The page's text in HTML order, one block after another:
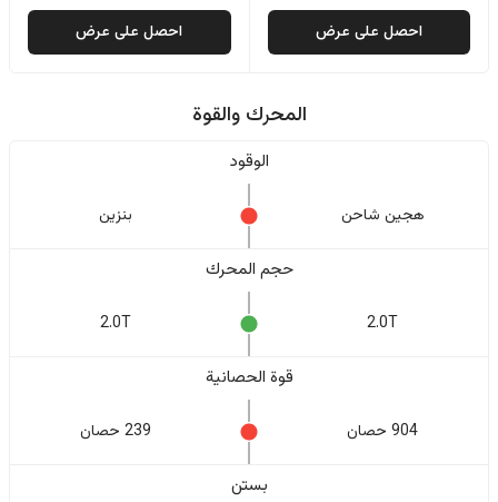
احصل على عرض احصل على عرض
المحرك والقوة
الوقود
هجين شاحن بنزين
حجم المحرك
2.0T
2.0T
قوة الحصانية
904 حصان 239 حصان
بستن